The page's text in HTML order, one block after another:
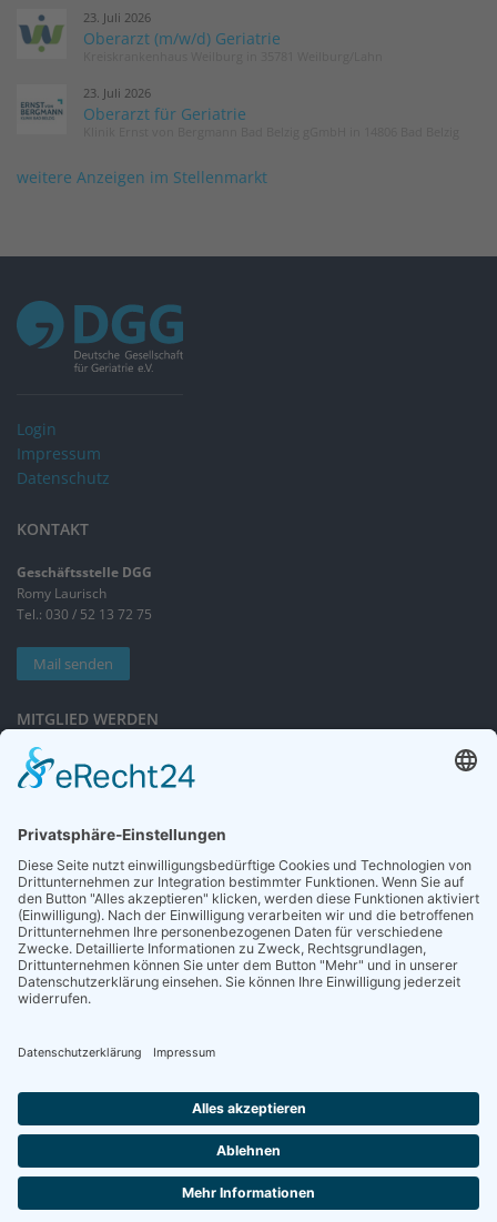
23. Juli 2026
Oberarzt (m/w/d) Geriatrie
23. Juli 2026
Oberarzt für Geriatrie
weitere Anzeigen im Stellenmarkt
Login
Impressum
Datenschutz
KONTAKT
Geschäftsstelle DGG
Romy Laurisch
Tel.: 030 / 52 13 72 75
Mail senden
MITGLIED WERDEN
Sieben gute Gründe
für Ihre Mitgliedschaft
NEWSLETTER
Neuigkeiten rund um die Geriatrie und die DGG – regelmäßig in Ihrem
Postfach.
Die Zeitschrift für Gerontologie und Geriatrie informiert über Neues aus
unserem Fach.